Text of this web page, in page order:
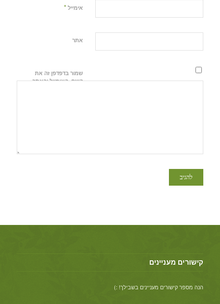
אימייל *
אתר
שמור בדפדפן זה את
השם, האימייל והאתר
קישורים מעניינים
הנה מספר קישורים מעניינים בשבילך! :)